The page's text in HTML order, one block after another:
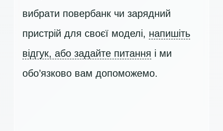
вибрати повербанк чи зарядний
пристрій для своєї моделі, напишіть
відгук, або задайте питання і ми
обо’язково вам допоможемо.